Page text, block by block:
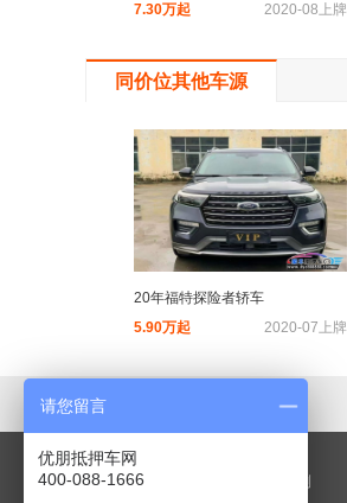
2020-08上牌
7.30万起
同价位其他车源
20年福特探险者轿车
2020-07上牌
5.90万起
请您留言
优朋抵押车网
400-088-1666